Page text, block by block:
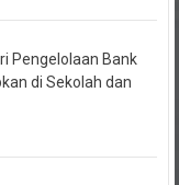
di Sekolah dan